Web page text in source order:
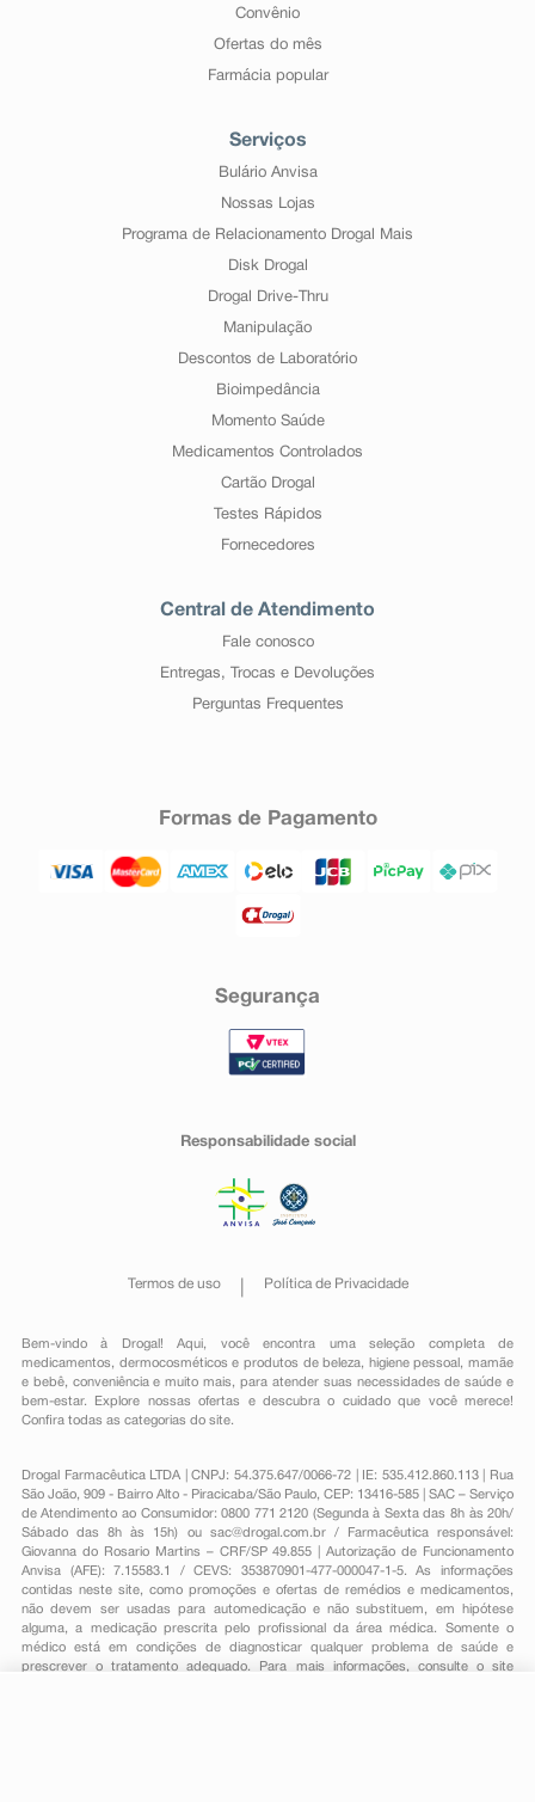
Convênio
Ofertas do mês
Farmácia popular
Serviços
Bulário Anvisa
Nossas Lojas
Programa de Relacionamento Drogal Mais
Disk Drogal
Drogal Drive-Thru
Manipulação
Descontos de Laboratório
Bioimpedância
Momento Saúde
Medicamentos Controlados
Cartão Drogal
Testes Rápidos
Fornecedores
Central de Atendimento
Fale conosco
Entregas, Trocas e Devoluções
Perguntas Frequentes
Formas de Pagamento
Segurança
Responsabilidade social
Termos de uso Política de Privacidade
Bem-vindo à Drogal! Aqui, você encontra uma seleção completa de
medicamentos , dermocosméticos e produtos de beleza, higiene pessoal ,mamãe
e bebê, conveniênciae muito mais, para atender suas necessidades de saúde e
bem-estar. Explore nossas ofertas e descubra o cuidado que você merece!
Confira todas as categorias do site.
Drogal Farmacêutica LTDA | CNPJ: 54.375.647/0066-72 | IE: 535.412.860.113 | Rua
São João, 909 - Bairro Alto - Piracicaba/São Paulo, CEP: 13416-585 | SAC – Serviço
de Atendimento ao Consumidor: 0800 771 2120 (Segunda à Sexta das 8h às 20h/
Sábado das 8h às 15h) ou sac@drogal.com.br/ Farmacêutica responsável:
Giovanna do Rosario Martins – CRF/SP 49.855 | Autorização de Funcionamento
Anvisa (AFE): 7.15583.1 / CEVS: 353870901-477-000047-1-5. As informações
contidas neste site, como promoções e ofertas de remédios e medicamentos,
não devem ser usadas para automedicação e não substituem, em hipótese
alguma, a medicação prescrita pelo profissional da área médica. Somente o
médico está em condições de diagnosticar qualquer problema de saúde e
prescrever o tratamento adequado. Para mais informações, consulte o site